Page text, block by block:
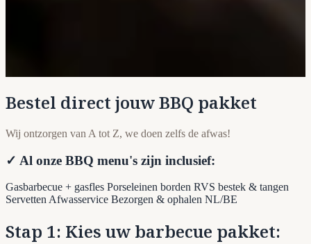
Bestel direct jouw BBQ pakket
Wij ontzorgen van A tot Z, we doen zelfs de afwas!
✓ Al onze BBQ menu's zijn inclusief:
Gasbarbecue + gasfles Porseleinen borden RVS bestek & tangen
ServettenAfwasservice Bezorgen & ophalen NL/BE
Stap 1: Kies uw barbecue pakket: